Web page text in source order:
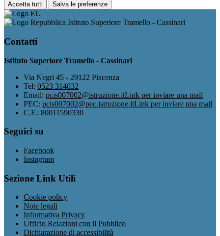
Accetta tutti Salva le preferenze
Istituto Superiore Tramello - Cassinari
Contatti
Istituto Superiore Tramello - Cassinari
Via Negri 45 - 29122 Piacenza
Tel: 0523 314032
Email: pcis007002@istruzione.itLink per inviare una mail
PEC: pcis007002@pec.istruzione.itLink per inviare una mail
C.F.: 80011590330
Seguici su
Facebook
Instagram
Sezione Link Utili
Cookie policy
Note legali
Informativa Privacy
Ufficio Relazioni con il Pubblico
Dichiarazione di accessibilità